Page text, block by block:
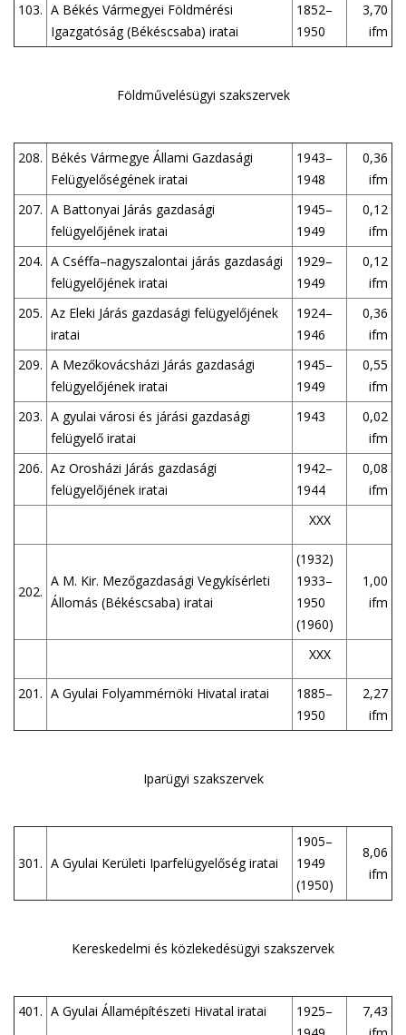
103. A Békés Vármegyei Földmérési
Igazgatóság (Békéscsaba) iratai
1852–
1950
3,70
ifm
Földművelésügyi szakszervek
208. Békés Vármegye Állami Gazdasági
Felügyelőségének iratai
1943–
1948
0,36
ifm
207. A Battonyai Járás gazdasági
felügyelőjének iratai
1945–
1949
0,12
ifm
204. A Cséffa–nagyszalontai járás gazdasági
felügyelőjének iratai
1929–
1949
0,12
ifm
205. Az Eleki Járás gazdasági felügyelőjének
iratai
1924–
1946
0,36
ifm
209. A Mezőkovácsházi Járás gazdasági
felügyelőjének iratai
1945–
1949
0,55
ifm
203. A gyulai városi és járási gazdasági
felügyelő iratai
1943
0,02
ifm
206. Az Orosházi Járás gazdasági
felügyelőjének iratai
1942–
1944
0,08
ifm
XXX
202.
A M. Kir. Mezőgazdasági Vegykísérleti
Állomás (Békéscsaba) iratai
(1932)
1933–
1950
(1960)
1,00
ifm
XXX
201. A Gyulai Folyammérnöki Hivatal iratai
1885–
1950
2,27
ifm
Iparügyi szakszervek
301. A Gyulai Kerületi Iparfelügyelőség iratai
1905–
1949
(1950)
8,06
ifm
Kereskedelmi és közlekedésügyi szakszervek
401. A Gyulai Államépítészeti Hivatal iratai
1925–
7,43